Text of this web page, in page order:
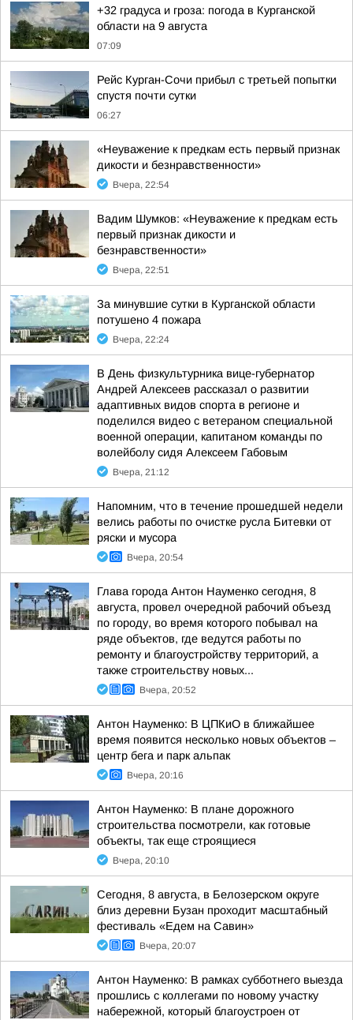
+32 градуса и гроза: погода в Курганской
области на 9 августа
07:09
Рейс Курган-Сочи прибыл с третьей попытки
спустя почти сутки
06:27
«Неуважение к предкам есть первый признак
дикости и безнравственности»
Вчера, 22:54
Вадим Шумков: «Неуважение к предкам есть
первый признак дикости и
безнравственности»
Вчера, 22:51
За минувшие сутки в Курганской области
потушено 4 пожара
Вчера, 22:24
В День физкультурника вице-губернатор
Андрей Алексеев рассказал о развитии
адаптивных видов спорта в регионе и
поделился видео с ветераном специальной
военной операции, капитаном команды по
волейболу сидя Алексеем Габовым
Вчера, 21:12
Напомним, что в течение прошедшей недели
велись работы по очистке русла Битевки от
ряски и мусора
Вчера, 20:54
Глава города Антон Науменко сегодня, 8
августа, провел очередной рабочий объезд
по городу, во время которого побывал на
ряде объектов, где ведутся работы по
ремонту и благоустройству территорий, а
также строительству новых...
Вчера, 20:52
Антон Науменко: В ЦПКиО в ближайшее
время появится несколько новых объектов –
центр бега и парк альпак
Вчера, 20:16
Антон Науменко: В плане дорожного
строительства посмотрели, как готовые
объекты, так еще строящиеся
Вчера, 20:10
Сегодня, 8 августа, в Белозерском округе
близ деревни Бузан проходит масштабный
фестиваль «Едем на Савин»
Вчера, 20:07
Антон Науменко: В рамках субботнего выезда
прошлись с коллегами по новому участку
набережной, который благоустроен от